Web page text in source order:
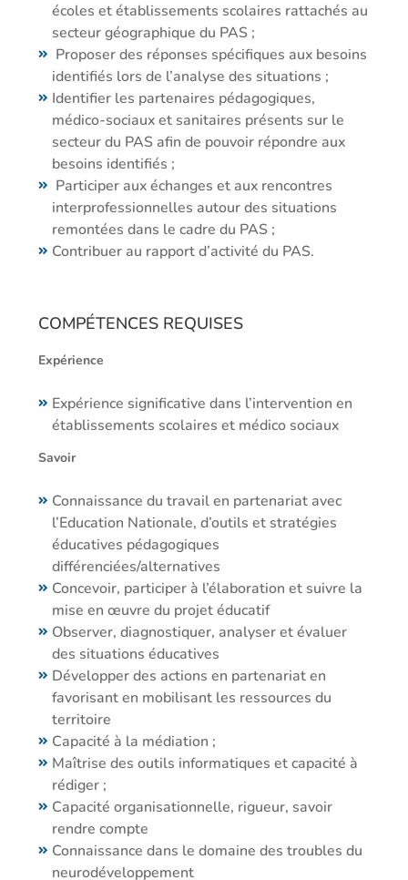
écoles et établissements scolaires rattachés au
secteur géographique du PAS ;
Proposer des réponses spécifiques aux besoins
identifiés lors de l’analyse des situations ;
Identifier les partenaires pédagogiques,
médico-sociaux et sanitaires présents sur le
secteur du PAS afin de pouvoir répondre aux
besoins identifiés ;
Participer aux échanges et aux rencontres
interprofessionnelles autour des situations
remontées dans le cadre du PAS ;
Contribuer au rapport d’activité du PAS.
COMPÉTENCES REQUISES
Expérience
Expérience significative dans l’intervention en
établissements scolaires et médico sociaux
Savoir
Connaissance du travail en partenariat avec
l’Education Nationale, d’outils et stratégies
éducatives pédagogiques
différenciées/alternatives
Concevoir, participer à l’élaboration et suivre la
mise en œuvre du projet éducatif
Observer, diagnostiquer, analyser et évaluer
des situations éducatives
Développer des actions en partenariat en
favorisant en mobilisant les ressources du
territoire
Capacité à la médiation ;
Maîtrise des outils informatiques et capacité à
rédiger ;
Capacité organisationnelle, rigueur, savoir
rendre compte
Connaissance dans le domaine des troubles du
neurodéveloppement